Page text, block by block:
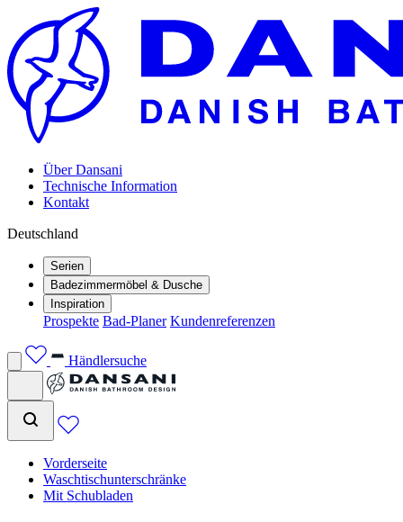
Über Dansani
Technische Information
Kontakt
Deutschland
Serien
Badezimmermöbel & Dusche
Inspiration
Prospekte Bad-Planer Kundenreferenzen
Händlersuche
Vorderseite
Waschtischunterschränke
Mit Schubladen